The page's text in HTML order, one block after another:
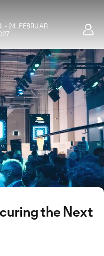
- 24. FEBRUAR
the Next